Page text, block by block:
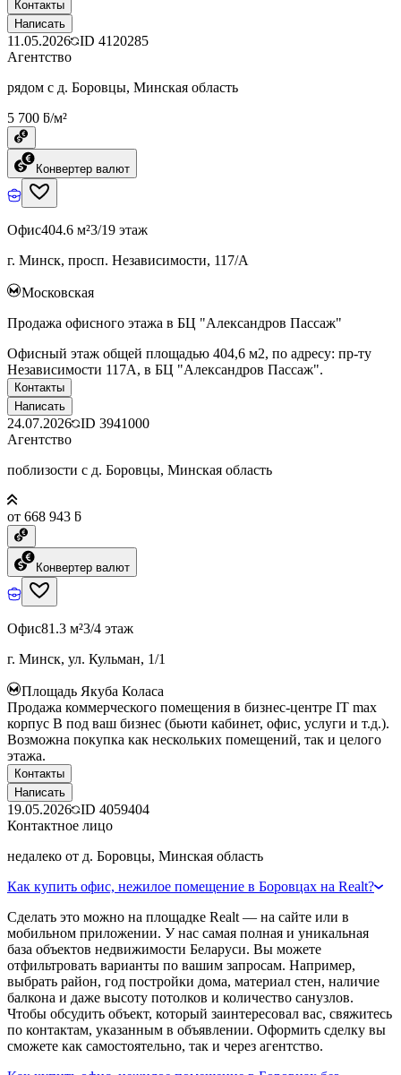
Контакты
Написать
11.05.2026 ID 4120285
Агентство
рядом с д. Боровцы, Минская область
5 700 ƃ/м²
Конвертер валют
Офис404.6 м²3/19 этаж
г. Минск, просп. Независимости, 117/А
Московская
Продажа офисного этажа в БЦ "Александров Пассаж"
Офисный этаж общей площадью 404,6 м2, по адресу: пр-ту
Независимости 117А, в БЦ "Александров Пассаж".
Контакты
Написать
24.07.2026 ID 3941000
Агентство
поблизости с д. Боровцы, Минская область
от 668 943 ƃ
Конвертер валют
Офис81.3 м²3/4 этаж
г. Минск, ул. Кульман, 1/1
Площадь Якуба Коласа
Продажа коммерческого помещения в бизнес-центре IT max
корпус B под ваш бизнес (бьюти кабинет, офис, услуги и т.д.).
Возможна покупка как нескольких помещений, так и целого
этажа.
Контакты
Написать
19.05.2026 ID 4059404
Контактное лицо
недалеко от д. Боровцы, Минская область
Как купить офис, нежилое помещение в Боровцах на Realt?
Сделать это можно на площадке Realt — на сайте или в
мобильном приложении. У нас самая полная и уникальная
база объектов недвижимости Беларуси. Вы можете
отфильтровать варианты по вашим запросам. Например,
выбрать район, год постройки дома, материал стен, наличие
балкона и даже высоту потолков и количество санузлов.
Чтобы обсудить объект, который заинтересовал вас, свяжитесь
по контактам, указанным в объявлении. Оформить сделку вы
сможете как самостоятельно, так и через агентство.